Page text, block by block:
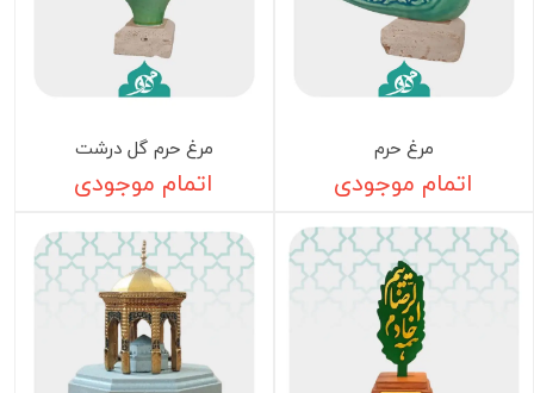
مرغ حرم
اتمام موجودی
مرغ حرم گل درشت
اتمام موجودی